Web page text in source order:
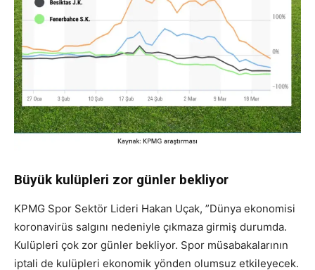
Büyük kulüpleri zor günler bekliyor
KPMG Spor Sektör Lideri Hakan Uçak, ”Dünya ekonomisi
koronavirüs salgını nedeniyle çıkmaza girmiş durumda.
Kulüpleri çok zor günler bekliyor. Spor müsabakalarının
iptali de kulüpleri ekonomik yönden olumsuz etkileyecek.